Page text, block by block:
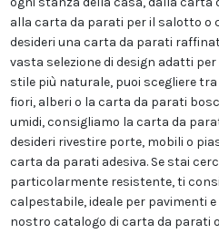
alla carta da parati per il salotto o
desideri una carta da parati
vasta selezione di design adatti per
stile più naturale, puoi scegliere
fiori, alberi o la carta da parati
umidi, consigliamo la carta da
desideri rivestire porte, mobili o
carta da parati adesiva. Se stai
particolarmente resistente, ti
calpestabile, ideale per pavimenti
nostro catalogo di carta da parati